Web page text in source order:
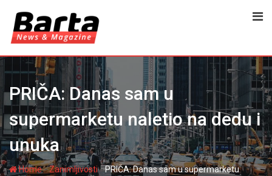
content
PRIČA: Danas sam u
supermarketu naletio na dedu i
unuka
Home-Zanimljivosti-PRIČA: Danas sam u supermarketu